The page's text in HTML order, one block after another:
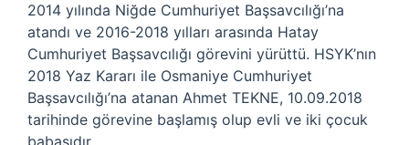
2014 yılında Niğde Cumhuriyet Başsavcılığı’na
atandı ve 2016-2018 yılları arasında Hatay
Cumhuriyet Başsavcılığı görevini yürüttü. HSYK’nın
2018 Yaz Kararı ile Osmaniye Cumhuriyet
Başsavcılığı’na atanan Ahmet TEKNE, 10.09.2018
tarihinde görevine başlamış olup evli ve iki çocuk
babasıdır.